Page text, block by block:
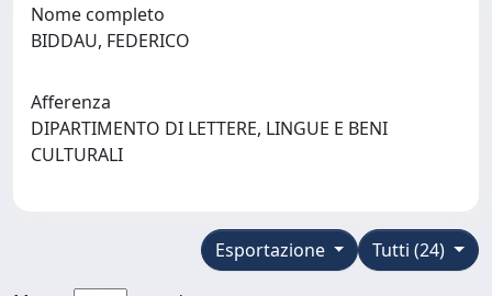
Nome completo
BIDDAU, FEDERICO
Afferenza
DIPARTIMENTO DI LETTERE, LINGUE E BENI
CULTURALI
Tutti (24)
Esportazione